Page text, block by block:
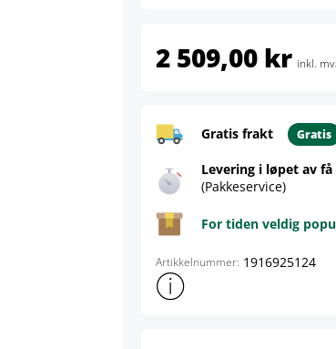
2 509,00 kr inkl.
Gratis frakt Gratis
Levering i løpet av
(Pakkeservice)
For tiden veldig
Artikkelnummer: 1916925124
Vis mer produktinformasjon